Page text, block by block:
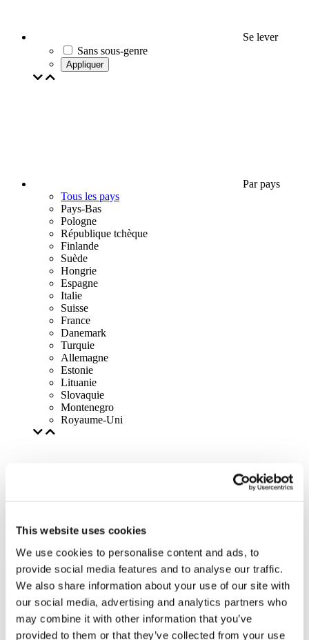
This website uses cookies
We use cookies to personalise content and ads, to
provide social media features and to analyse our traffic.
We also share information about your use of our site with
our social media, advertising and analytics partners who
may combine it with other information that you’ve
provided to them or that they’ve collected from your use
Se lever
Sans sous-genre
Appliquer
Par pays
Tous les pays
Pays-Bas
Pologne
République tchèque
Finlande
Suède
Hongrie
Espagne
Italie
Suisse
France
Danemark
Turquie
Allemagne
Estonie
Lituanie
Slovaquie
Montenegro
Royaume-Uni